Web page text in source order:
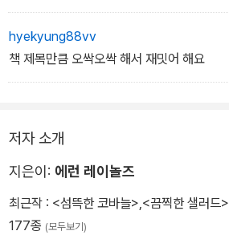
hyekyung88vv
책 제목만큼 오싹오싹 해서 재밋어 해요
저자 소개
지은이: 에런 레이놀즈
최근작 : <섬뜩한 코바늘>,<끔찍한 샐러드>
177종 (모두보기)